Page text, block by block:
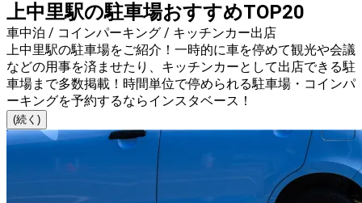
上中里駅の駐車場おすすめTOP20
車中泊 / コインパーキング / キッチンカー出店
上中里駅の駐車場をご紹介！一時的に車を停めて観光や会議
などの用事を済ませたり、キッチンカーとして出店できる駐
車場まで多数掲載！時間単位で停められる駐車場・コインパ
ーキングを予約するならインスタベース！
(続く)